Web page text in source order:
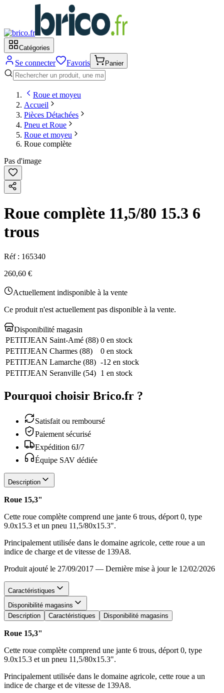
Catégories
Se connecter Favoris Panier
Roue et moyeu
Accueil
Pièces Détachées
Pneu et Roue
Roue et moyeu
Roue complète
Pas d'image
Roue complète 11,5/80 15.3 6
trous
Réf : 165340
260,60 €
Actuellement indisponible à la vente
Ce produit n'est actuellement pas disponible à la vente.
Disponibilité magasin
PETITJEAN Saint-Amé (88) 0 en stock
PETITJEAN Charmes (88)
0 en stock
PETITJEAN Lamarche (88) -12 en stock
PETITJEAN Seranville (54) 1 en stock
Pourquoi choisir Brico.fr ?
Satisfait ou remboursé
Paiement sécurisé
Expédition 6J/7
Équipe SAV dédiée
Description
Roue 15,3"
Cette roue complète comprend une jante 6 trous, déport 0, type
9.0x15.3 et un pneu 11,5/80x15.3".
Principalement utilisée dans le domaine agricole, cette roue a un
indice de charge et de vitesse de 139A8.
Produit ajouté le 27/09/2017 — Dernière mise à jour le 12/02/2026
Caractéristiques
Disponibilité magasins
Description
Caractéristiques Disponibilité magasins
Roue 15,3"
Cette roue complète comprend une jante 6 trous, déport 0, type
9.0x15.3 et un pneu 11,5/80x15.3".
Principalement utilisée dans le domaine agricole, cette roue a un
indice de charge et de vitesse de 139A8.